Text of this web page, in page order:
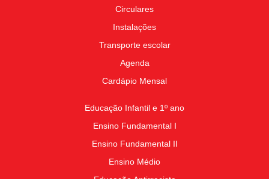
Circulares
Instalações
Transporte escolar
Agenda
Cardápio Mensal
Educação Infantil e 1º ano
Ensino Fundamental I
Ensino Fundamental II
Ensino Médio